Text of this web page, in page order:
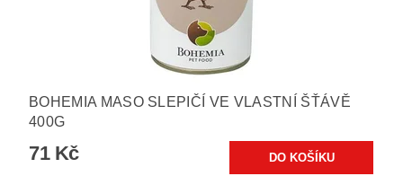
BOHEMIA MASO SLEPIČÍ VE VLASTNÍ ŠŤÁVĚ
400G
71 Kč